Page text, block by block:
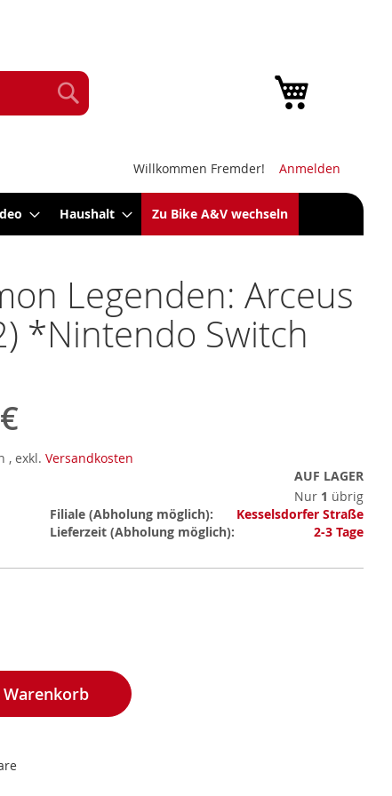
Willkommen Fremder! Anmelden
Haushalt Zu Bike A&V wechseln
Legenden: Arceus
*Nintendo Switch
, exkl. Versandkosten
AUF LAGER
Nur 1 übrig
Mehr
Informationen
Filiale
Kesselsdorfer Straße
Lieferzeit
2-3 Tage